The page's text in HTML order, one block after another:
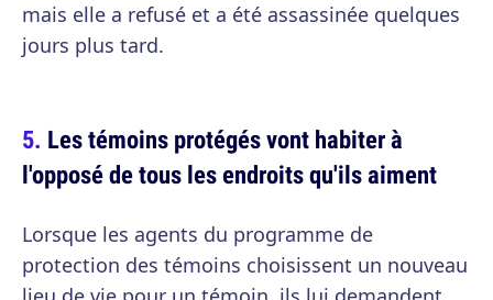
mais elle a refusé et a été assassinée quelques
jours plus tard.
Les témoins protégés vont habiter à
l'opposé de tous les endroits qu'ils aiment
Lorsque les agents du programme de
protection des témoins choisissent un nouveau